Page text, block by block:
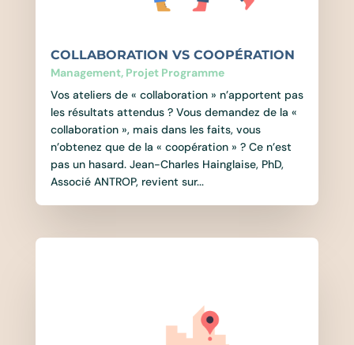
COLLABORATION VS COOPÉRATION
Management, Projet Programme
Vos ateliers de « collaboration » n’apportent pas
les résultats attendus ? Vous demandez de la «
collaboration », mais dans les faits, vous
n’obtenez que de la « coopération » ? Ce n’est
pas un hasard. Jean-Charles Hainglaise, PhD,
Associé ANTROP, revient sur...